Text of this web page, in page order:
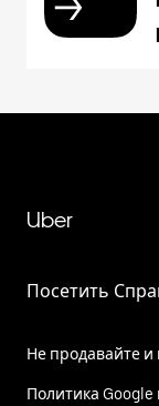
Uber
Посетить
Не продавайте
Политика